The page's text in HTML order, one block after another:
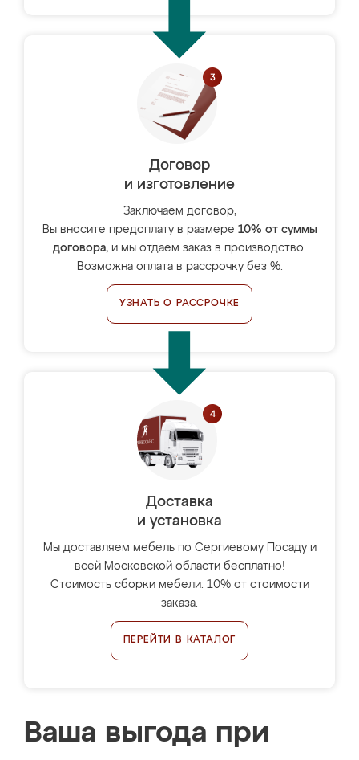
Договор
и изготовление
Заключаем договор,
Вы вносите предоплату в размере 10% от суммы
договора, и мы отдаём заказ в производство.
Возможна оплата в рассрочку без %.
УЗНАТЬ О РАССРОЧКЕ
Доставка
и установка
Мы доставляем мебель по Сергиевому Посаду и
всей Московской области бесплатно!
Стоимость сборки мебели: 10% от стоимости
заказа.
ПЕРЕЙТИ В КАТАЛОГ
Ваша выгода при